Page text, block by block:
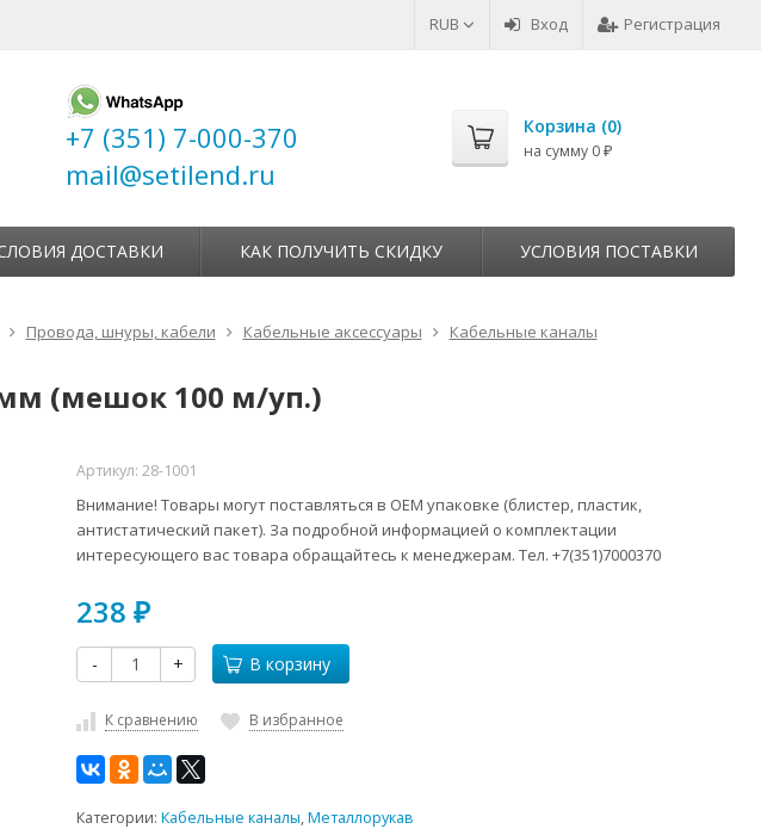
RUB Вход Регистрация
+7 (351) 7-000-370
mail@setilend.ru
Корзина (0)
на сумму 0 ₽
ДОСТАВКИ КАК ПОЛУЧИТЬ СКИДКУ УСЛОВИЯ ПОСТАВКИ
Провода, шнуры, кабели Кабельные аксессуары
Кабельные каналы
мм (мешок 100 м/уп.)
Артикул:28-1001
Внимание! Товары могут поставляться в ОЕМ упаковке (блистер, пластик,
антистатический пакет). За подробной информацией о комплектации
интересующего вас товара обращайтесь к менеджерам. Тел. +7(351)7000370
238₽
- + В корзину
К сравнению В избранное
Категории:Кабельные каналы,Металлорукав